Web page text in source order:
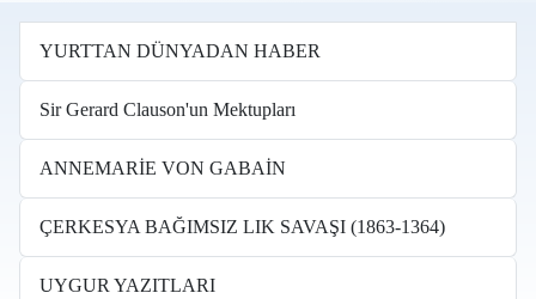
YURTTAN DÜNYADAN HABER
Sir Gerard Clauson'un Mektupları
ANNEMARİE VON GABAİN
ÇERKESYA BAĞIMSIZ LIK SAVAŞI (1863-1364)
UYGUR YAZITLARI